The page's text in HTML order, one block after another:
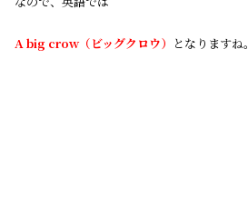
A big crow（ビッグクロウ） となりますね。